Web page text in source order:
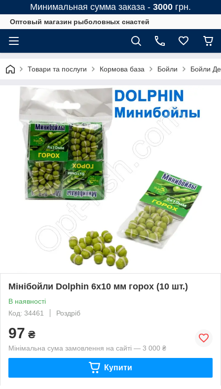
Минимальная сумма заказа - 3000 грн.
Оптовый магазин рыболовных снастей
Товари та послуги Кормова база Бойли Бойли
Мінібойли Dolphin 6х10 мм горох (10 шт.)
В наявності
Код: 34461
Роздріб
97 ₴
Мінімальна сума замовлення на сайті — 3 000 ₴
Купити